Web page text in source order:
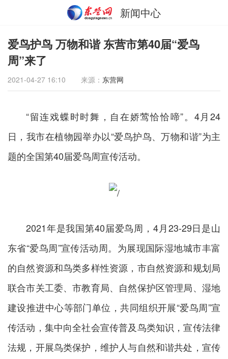
新闻中心
爱鸟护鸟 万物和谐 东营市第40届“爱鸟
周”来了
2021-04-27 16:10 来源： 东营网
“留连戏蝶时时舞，自在娇莺恰恰啼”。4月24
日，我市在植物园举办以“爱鸟护鸟、万物和谐”为主
题的全国第40届爱鸟周宣传活动。
2021年是我国第40届爱鸟周，4月23-29日是山
东省“爱鸟周”宣传活动周。为展现国际湿地城市丰富
的自然资源和鸟类多样性资源，市自然资源和规划局
联合市关工委、市教育局、自然保护区管理局、湿地
建设推进中心等部门单位，共同组织开展“爱鸟周”宣
传活动，集中向全社会宣传普及鸟类知识，宣传法律
法规，开展鸟类保护，维护人与自然和谐共处，宣传